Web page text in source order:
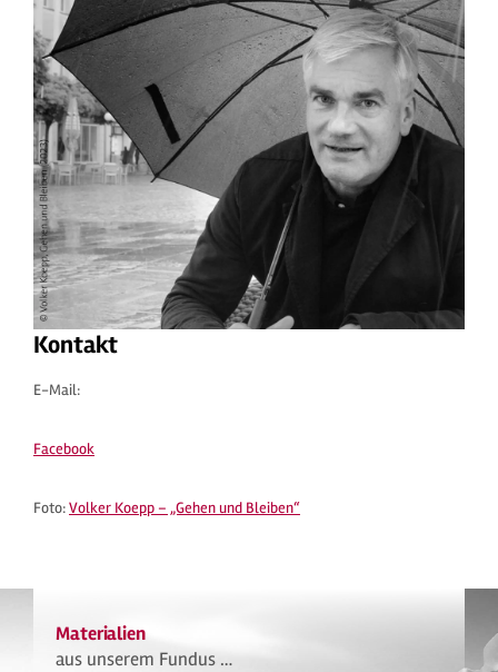
Kontakt
E-Mail:
Facebook
Foto:Volker Koepp – „Gehen und Bleiben“
Materialien
aus unserem Fundus …